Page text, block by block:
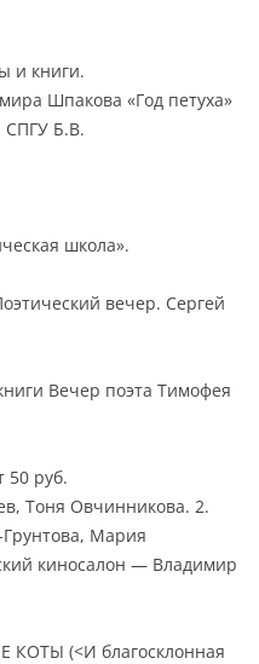
и книги.
Шпакова «Год петуха»
СПГУ Б.В.
школа».
вечер. Сергей
Вечер поэта Тимофея
50 руб.
Тоня Овчинникова. 2.
Мария
киносалон — Владимир
КОТЫ (<И благосклонная